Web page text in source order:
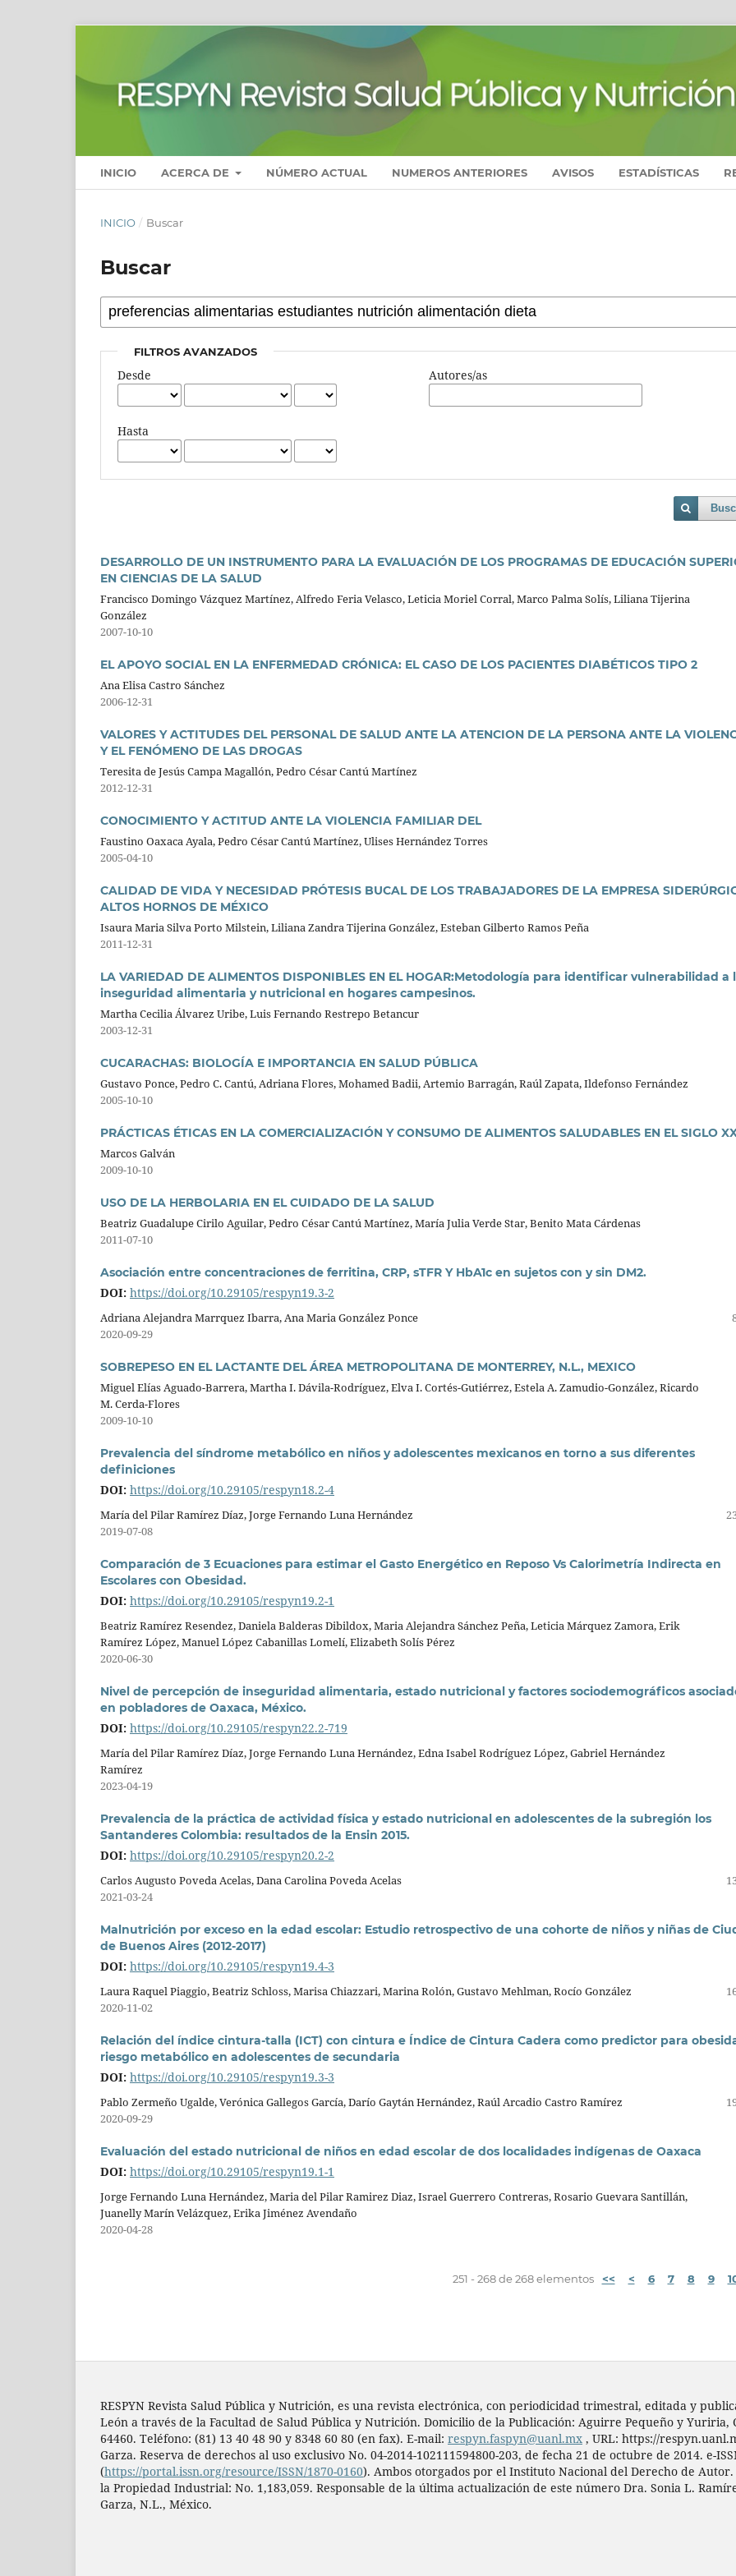
INICIO ACERCA DE NÚMERO ACTUAL NUMEROS ANTERIORES AVISOS ESTADÍSTICAS
INICIO / Buscar
Buscar
FILTROS AVANZADOS
Desde
Hasta
Autores/as
DESARROLLO DE UN INSTRUMENTO PARA LA EVALUACIÓN DE LOS PROGRAMAS DE EDUCACIÓN
EN CIENCIAS DE LA SALUD
Francisco Domingo Vázquez Martínez, Alfredo Feria Velasco, Leticia Moriel Corral, Marco Palma Solís, Liliana Tijerina
González
2007-10-10
EL APOYO SOCIAL EN LA ENFERMEDAD CRÓNICA: EL CASO DE LOS PACIENTES DIABÉTICOS TIPO 2
Ana Elisa Castro Sánchez
2006-12-31
VALORES Y ACTITUDES DEL PERSONAL DE SALUD ANTE LA ATENCION DE LA PERSONA ANTE LA
Y EL FENÓMENO DE LAS DROGAS
Teresita de Jesús Campa Magallón, Pedro César Cantú Martínez
2012-12-31
CONOCIMIENTO Y ACTITUD ANTE LA VIOLENCIA FAMILIAR DEL
Faustino Oaxaca Ayala, Pedro César Cantú Martínez, Ulises Hernández Torres
2005-04-10
CALIDAD DE VIDA Y NECESIDAD PRÓTESIS BUCAL DE LOS TRABAJADORES DE LA EMPRESA
ALTOS HORNOS DE MÉXICO
Isaura Maria Silva Porto Milstein, Liliana Zandra Tijerina González, Esteban Gilberto Ramos Peña
2011-12-31
LA VARIEDAD DE ALIMENTOS DISPONIBLES EN EL HOGAR:Metodología para identificar vulnerabilidad a
inseguridad alimentaria y nutricional en hogares campesinos.
Martha Cecilia Álvarez Uribe, Luis Fernando Restrepo Betancur
2003-12-31
CUCARACHAS: BIOLOGÍA E IMPORTANCIA EN SALUD PÚBLICA
Gustavo Ponce, Pedro C. Cantú, Adriana Flores, Mohamed Badii, Artemio Barragán, Raúl Zapata, Ildefonso Fernández
2005-10-10
PRÁCTICAS ÉTICAS EN LA COMERCIALIZACIÓN Y CONSUMO DE ALIMENTOS SALUDABLES EN EL SIGLO
Marcos Galván
2009-10-10
USO DE LA HERBOLARIA EN EL CUIDADO DE LA SALUD
Beatriz Guadalupe Cirilo Aguilar, Pedro César Cantú Martínez, María Julia Verde Star, Benito Mata Cárdenas
2011-07-10
Asociación entre concentraciones de ferritina, CRP, sTFR Y HbA1c en sujetos con y sin DM2.
DOI: https://doi.org/10.29105/respyn19.3-2
Adriana Alejandra Marrquez Ibarra, Ana Maria González Ponce
2020-09-29
SOBREPESO EN EL LACTANTE DEL ÁREA METROPOLITANA DE MONTERREY, N.L., MEXICO
Miguel Elías Aguado-Barrera, Martha I. Dávila-Rodríguez, Elva I. Cortés-Gutiérrez, Estela A. Zamudio-González, Ricardo
M. Cerda-Flores
2009-10-10
Prevalencia del síndrome metabólico en niños y adolescentes mexicanos en torno a sus diferentes
definiciones
DOI: https://doi.org/10.29105/respyn18.2-4
María del Pilar Ramírez Díaz, Jorge Fernando Luna Hernández
2019-07-08
Comparación de 3 Ecuaciones para estimar el Gasto Energético en Reposo Vs Calorimetría Indirecta en
Escolares con Obesidad.
DOI: https://doi.org/10.29105/respyn19.2-1
Beatriz Ramírez Resendez, Daniela Balderas Dibildox, Maria Alejandra Sánchez Peña, Leticia Márquez Zamora, Erik
Ramírez López, Manuel López Cabanillas Lomelí, Elizabeth Solís Pérez
2020-06-30
Nivel de percepción de inseguridad alimentaria, estado nutricional y factores sociodemográficos
en pobladores de Oaxaca, México.
DOI: https://doi.org/10.29105/respyn22.2-719
María del Pilar Ramírez Díaz, Jorge Fernando Luna Hernández, Edna Isabel Rodríguez López, Gabriel Hernández
Ramírez
2023-04-19
Prevalencia de la práctica de actividad física y estado nutricional en adolescentes de la subregión los
Santanderes Colombia: resultados de la Ensin 2015.
DOI: https://doi.org/10.29105/respyn20.2-2
Carlos Augusto Poveda Acelas, Dana Carolina Poveda Acelas
2021-03-24
Malnutrición por exceso en la edad escolar: Estudio retrospectivo de una cohorte de niños y niñas de
de Buenos Aires (2012-2017)
DOI: https://doi.org/10.29105/respyn19.4-3
Laura Raquel Piaggio, Beatriz Schloss, Marisa Chiazzari, Marina Rolón, Gustavo Mehlman, Rocío González
2020-11-02
Relación del índice cintura-talla (ICT) con cintura e Índice de Cintura Cadera como predictor para
riesgo metabólico en adolescentes de secundaria
DOI: https://doi.org/10.29105/respyn19.3-3
Pablo Zermeño Ugalde, Verónica Gallegos García, Darío Gaytán Hernández, Raúl Arcadio Castro Ramírez
2020-09-29
Evaluación del estado nutricional de niños en edad escolar de dos localidades indígenas de Oaxaca
DOI: https://doi.org/10.29105/respyn19.1-1
Jorge Fernando Luna Hernández, Maria del Pilar Ramirez Diaz, Israel Guerrero Contreras, Rosario Guevara Santillán,
Juanelly Marín Velázquez, Erika Jiménez Avendaño
2020-04-28
251 - 268 de 268 elementos << < 6 7 8 9
RESPYN Revista Salud Pública y Nutrición, es una revista electrónica, con periodicidad trimestral, editada y
León a través de la Facultad de Salud Pública y Nutrición. Domicilio de la Publicación: Aguirre Pequeño y Yuriria,
64460. Teléfono: (81) 13 40 48 90 y 8348 60 80 (en fax). E-mail: respyn.faspyn@uanl.mx , URL: https://
Garza. Reserva de derechos al uso exclusivo No. 04-2014-102111594800-203, de fecha 21 de octubre de 2014. e-
(https://portal.issn.org/resource/ISSN/1870-0160). Ambos otorgados por el Instituto Nacional del Derecho de
la Propiedad Industrial: No. 1,183,059. Responsable de la última actualización de este número Dra. Sonia L.
Garza, N.L., México.